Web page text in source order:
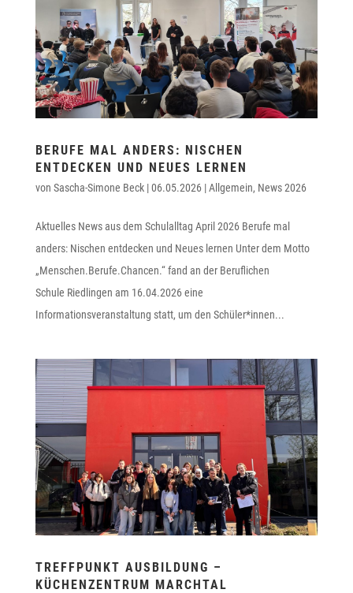
BERUFE MAL ANDERS: NISCHEN
ENTDECKEN UND NEUES LERNEN
von Sascha-Simone Beck|06.05.2026|Allgemein, News 2026
Aktuelles News aus dem Schulalltag April 2026 Berufe mal
anders: Nischen entdecken und Neues lernen Unter dem Motto
„Menschen.Berufe.Chancen.“ fand an der Beruflichen
Schule Riedlingen am 16.04.2026 eine
Informationsveranstaltung statt, um den Schüler*innen...
TREFFPUNKT AUSBILDUNG –
KÜCHENZENTRUM MARCHTAL